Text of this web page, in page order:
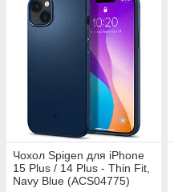
Чохол Spigen для iPhone
15 Plus / 14 Plus - Thin Fit,
Navy Blue (ACS04775)